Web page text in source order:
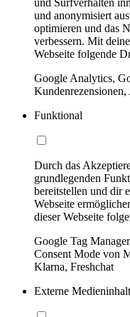
und Surfverhalten
und anonymisiert
optimieren und das
verbessern. Mit
Webseite folgende
Google Analytics,
Funktional
Durch das
grundlegenden
bereitstellen und dir
Webseite
dieser Webseite
Google Tag
Consent Mode von
Klarna, Freshchat
Externe